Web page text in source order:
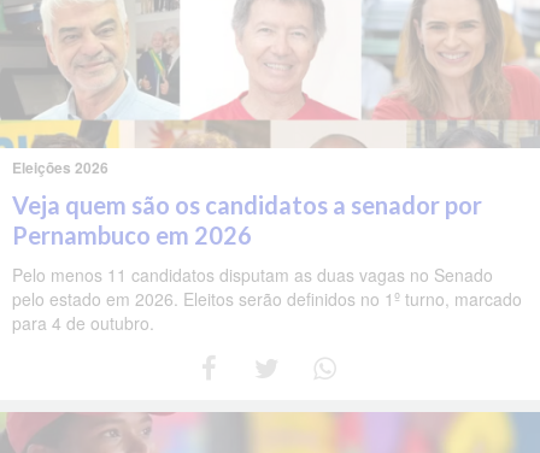
Eleições 2026
Veja quem são os candidatos a senador por
Pernambuco em 2026
Pelo menos 11 candidatos disputam as duas vagas no Senado
pelo estado em 2026. Eleitos serão definidos no 1º turno, marcado
para 4 de outubro.